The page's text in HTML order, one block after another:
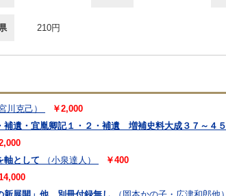
210円
川克己）
￥2,000
補遺・宜胤卿記１・２・補遺 増補史料大成３７～４５
軸として
（小泉達人）
￥400